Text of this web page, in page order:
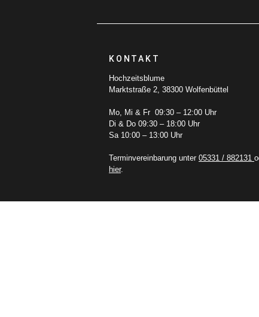
KONTAKT
Hochzeitsblume
Marktstraße 2, 38300 Wolfenbüttel
Mo, Mi & Fr 09:30 – 12:00 Uhr
Di & Do 09:30 – 18:00 Uhr
Sa 10:00 – 13:00 Uhr
Terminvereinbarung unter 05331 / 882131
hier.